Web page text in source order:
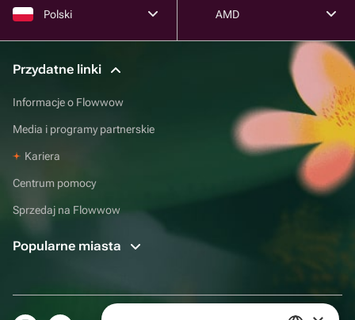
Polski AMD
Przydatne linki
Informacje o Flowwow
Media i programy partnerskie
Kariera
Centrum pomocy
Sprzedaj na Flowwow
Popularne miasta